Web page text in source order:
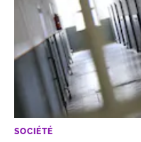
SOCIÉTÉ